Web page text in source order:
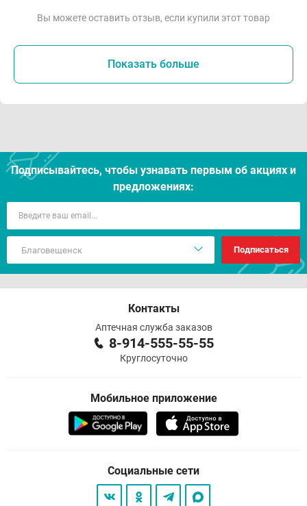
Вы можете оставить отзыв, если купили этот товар
Показать больше
Подписывайтесь, чтобы узнавать первым об акцияx и
предложениях:
Подписаться
Контакты
Аптечная служба заказов
8-914-555-55-55
Круглосуточно
Мобильное приложение
Социальные сети